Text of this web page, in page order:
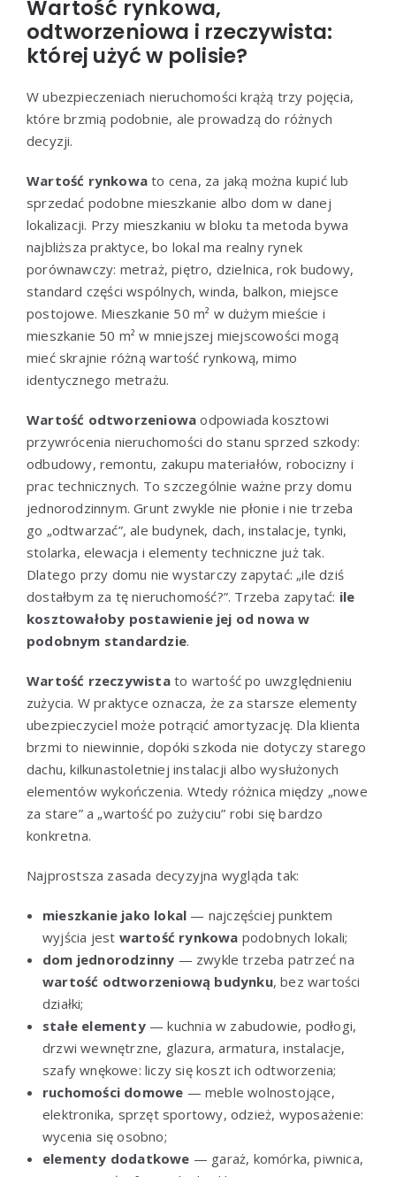
Wartość rynkowa,
odtworzeniowa i rzeczywista:
której użyć w polisie?
W ubezpieczeniach nieruchomości krążą trzy pojęcia,
które brzmią podobnie, ale prowadzą do różnych
decyzji.
Wartość rynkowa to cena, za jaką można kupić lub
sprzedać podobne mieszkanie albo dom w danej
lokalizacji. Przy mieszkaniu w bloku ta metoda bywa
najbliższa praktyce, bo lokal ma realny rynek
porównawczy: metraż, piętro, dzielnica, rok budowy,
standard części wspólnych, winda, balkon, miejsce
postojowe. Mieszkanie 50 m² w dużym mieście i
mieszkanie 50 m² w mniejszej miejscowości mogą
mieć skrajnie różną wartość rynkową, mimo
identycznego metrażu.
Wartość odtworzeniowa odpowiada kosztowi
przywrócenia nieruchomości do stanu sprzed szkody:
odbudowy, remontu, zakupu materiałów, robocizny i
prac technicznych. To szczególnie ważne przy domu
jednorodzinnym. Grunt zwykle nie płonie i nie trzeba
go „odtwarzać”, ale budynek, dach, instalacje, tynki,
stolarka, elewacja i elementy techniczne już tak.
Dlatego przy domu nie wystarczy zapytać: „ile dziś
dostałbym za tę nieruchomość?”. Trzeba zapytać: ile
kosztowałoby postawienie jej od nowa w
podobnym standardzie.
Wartość rzeczywistato wartość po uwzględnieniu
zużycia. W praktyce oznacza, że za starsze elementy
ubezpieczyciel może potrącić amortyzację. Dla klienta
brzmi to niewinnie, dopóki szkoda nie dotyczy starego
dachu, kilkunastoletniej instalacji albo wysłużonych
elementów wykończenia. Wtedy różnica między „nowe
za stare” a „wartość po zużyciu” robi się bardzo
konkretna.
Najprostsza zasada decyzyjna wygląda tak:
mieszkanie jako lokal — najczęściej punktem
wyjścia jest wartość rynkowa podobnych lokali;
dom jednorodzinny — zwykle trzeba patrzeć na
wartość odtworzeniową budynku, bez wartości
działki;
stałe elementy— kuchnia w zabudowie, podłogi,
drzwi wewnętrzne, glazura, armatura, instalacje,
szafy wnękowe: liczy się koszt ich odtworzenia;
ruchomości domowe — meble wolnostojące,
elektronika, sprzęt sportowy, odzież, wyposażenie:
wycenia się osobno;
elementy dodatkowe — garaż, komórka, piwnica,